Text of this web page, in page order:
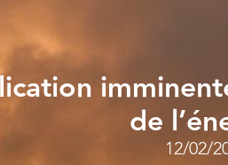
de
12/02/